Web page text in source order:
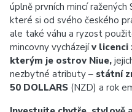
úplně prvních mincí
které si od svého českého
ale také váhu a ryzost
mincovny vycházejív licenci
kterým je ostrov Niue,
nezbytné atributy – státní
50 DOLLARS (NZD) a rok